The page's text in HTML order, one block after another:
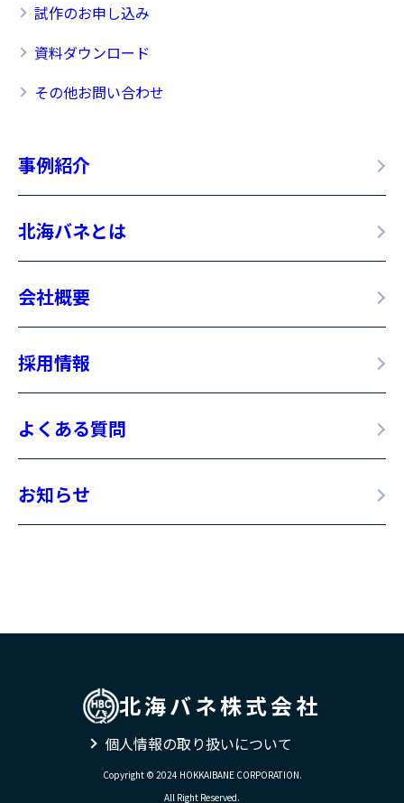
試作のお申し込み
資料ダウンロード
その他お問い合わせ
事例紹介
北海バネとは
会社概要
採用情報
よくある質問
お知らせ
北海バネ株式会社
個人情報の取り扱いについて
Copyright © 2024 HOKKAIBANE CORPORATION.
All Right Reserved.